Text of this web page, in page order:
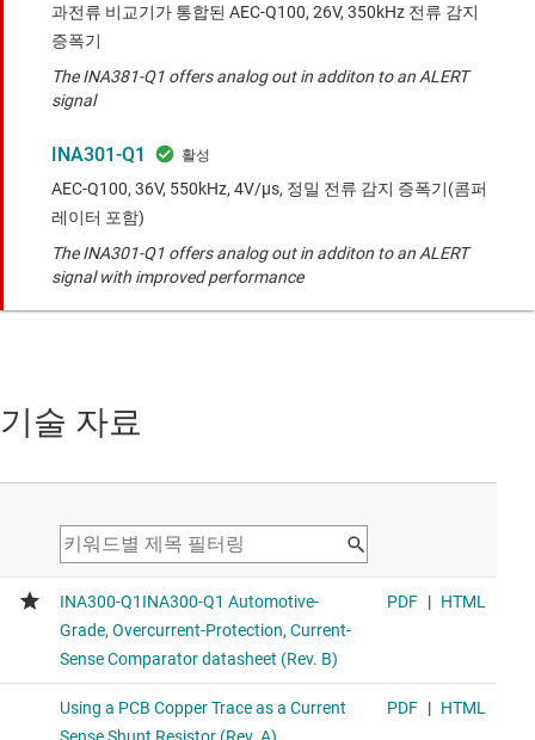
과전류 비교기가 통합된 AEC-Q100, 26V, 350kHz 전류 감지
증폭기
The INA381-Q1 offers analog out in additon to an ALERT
signal
INA301-Q1
AEC-Q100, 36V, 550kHz, 4V/µs, 정밀 전류 감지 증폭기(콤퍼
레이터 포함)
The INA301-Q1 offers analog out in additon to an ALERT
signal with improved performance
기술 자료